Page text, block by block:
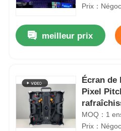
Prix：
meilleur prix
Écran de
Pixel
étanche
murale
MOQ：1
Prix：